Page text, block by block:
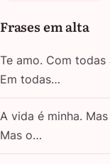
Frases em alta
Te amo. Com todas
Em todas…
A vida é minha.
Mas o…